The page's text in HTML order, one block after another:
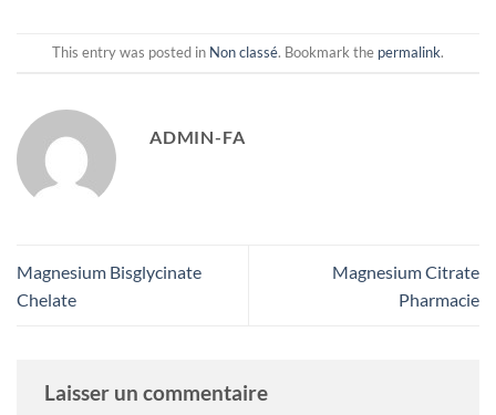
This entry was posted in Non classé. Bookmark the permalink.
ADMIN-FA
Magnesium Bisglycinate
Chelate
Magnesium Citrate
Pharmacie
Laisser un commentaire